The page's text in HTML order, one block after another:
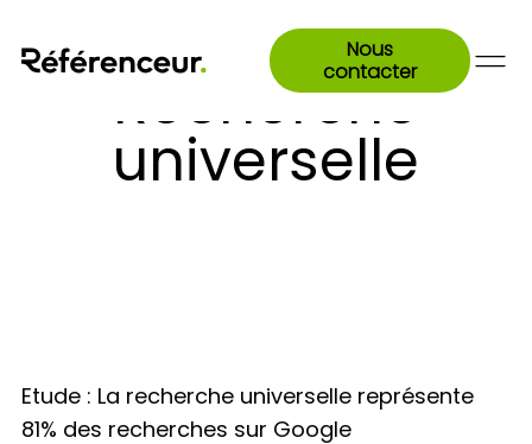
Nous
contacter
Recherche
universelle
Etude : La recherche universelle représente
81% des recherches sur Google